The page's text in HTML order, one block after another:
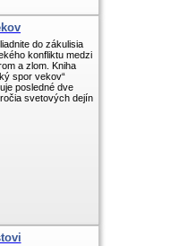
do zákulisia
konfliktu medzi
a zlom. Kniha
spor vekov“
posledné dve
svetových dejín